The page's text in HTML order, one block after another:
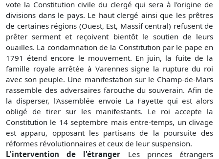
vote la Constitution civile du clergé qui sera à l'origine de
divisions dans le pays. Le haut clergé ainsi que les prêtres
de certaines régions (Ouest, Est, Massif central) refusent de
prêter serment et reçoivent bientôt le soutien de leurs
ouailles. La condamnation de la Constitution par le pape en
1791 étend encore le mouvement. En juin, la fuite de la
famille royale arrêtée à Varennes signe la rupture du roi
avec son peuple. Une manifestation sur le Champ-de-Mars
rassemble des adversaires farouche du souverain. Afin de
la disperser, l'Assemblée envoie La Fayette qui est alors
obligé de tirer sur les manifestants. Le roi accepte la
Constitution le 14 septembre mais entre-temps, un clivage
est apparu, opposant les partisans de la poursuite des
réformes révolutionnaires et ceux de leur suspension.
L'intervention de l'étranger Les princes étrangers